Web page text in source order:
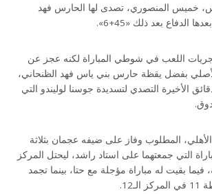
خميس المنصوري، تصدى لها الحارس فهد
الدفاع بعد ذلك «45+6».
اللعب في شوطي المباراة لكنه عجز عن
بفضل يقظة حارس بني ياس فهد الظنحاني،
الأخيرة التصدي لتسديدة جوسنا لوليندو التي
المطلوب وفاز على ضيفه عجمان بثلاثة
التي جمعتهما على استاد راشد، ليحتل المركز
برصيد 27 نقطة، فيما بقيت له مباراة مؤجلة مع حتا، بينما تجمد